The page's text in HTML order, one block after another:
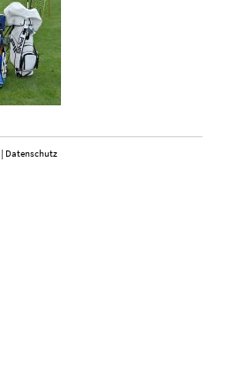
| Datenschutz